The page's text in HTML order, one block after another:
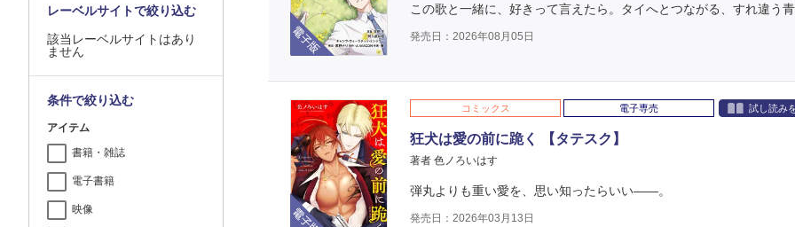
電子版
この歌と一緒に、好きって言えたら。タイへとつながる、すれ違う青
発売日：2026年08月05日
電子版
コミックス 電子専売 試し読み
狂犬は愛の前に跪く 【タテスク】
著者 色ノろいはす
弾丸よりも重い愛を、思い知ったらいい――。
発売日：2026年03月13日
レーベルサイトで絞り込む
該当レーベルサイトはあり
ません
条件で絞り込む
アイテム
書籍・雑誌
電子書籍
映像